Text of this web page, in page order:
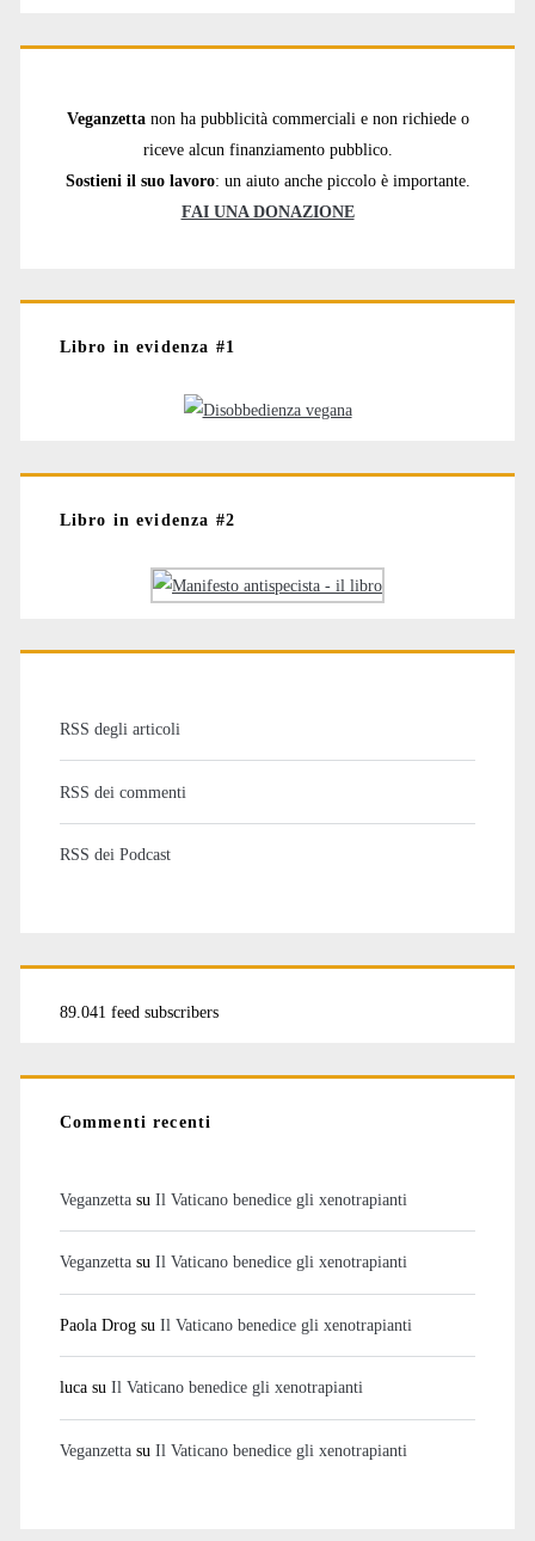
Veganzetta non ha pubblicità commerciali e non richiede o
riceve alcun finanziamento pubblico.
Sostieni il suo lavoro: un aiuto anche piccolo è importante.
FAI UNA DONAZIONE
Libro in evidenza #1
Libro in evidenza #2
RSS degli articoli
RSS dei commenti
RSS dei Podcast
89.041 feed subscribers
Commenti recenti
Veganzettasu Il Vaticano benedice gli xenotrapianti
Veganzettasu Il Vaticano benedice gli xenotrapianti
Paola Drogsu Il Vaticano benedice gli xenotrapianti
lucasu Il Vaticano benedice gli xenotrapianti
Veganzettasu Il Vaticano benedice gli xenotrapianti